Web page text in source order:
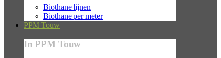
Biothane lijnen
Biothane per meter
PPM Touw
In PPM Touw